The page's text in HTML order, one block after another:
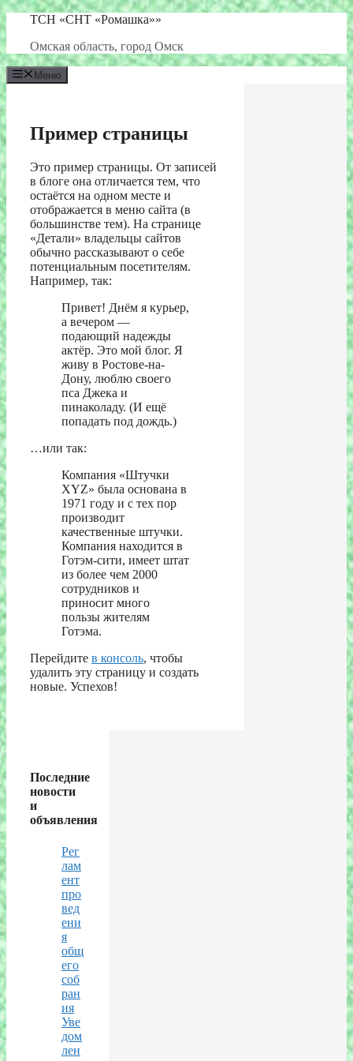
Перейти
содержимому
ТСН «СНТ «Ромашка»»
Омская область, город Омск
Меню
Пример страницы
Это пример страницы. От записей
в блоге она отличается тем, что
остаётся на одном месте и
отображается в меню сайта (в
большинстве тем). На странице
«Детали» владельцы сайтов
обычно рассказывают о себе
потенциальным посетителям.
Например, так:
Привет! Днём я курьер,
а вечером —
подающий надежды
актёр. Это мой блог. Я
живу в Ростове-на-
Дону, люблю своего
пса Джека и
пинаколаду. (И ещё
попадать под дождь.)
…или так:
Компания «Штучки
XYZ» была основана в
1971 году и с тех пор
производит
качественные штучки.
Компания находится в
Готэм-сити, имеет штат
из более чем 2000
сотрудников и
приносит много
пользы жителям
Готэма.
Перейдите в консоль, чтобы
удалить эту страницу и создать
новые. Успехов!
Последние
новости
и
объявления
Рег
лам
ент
про
вед
ени
я
общ
его
соб
ран
ия
Уве
дом
лен